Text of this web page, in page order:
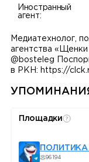
Иностранный
агент:
Медиатехнолог,
агентства
@bosteleg
в РКН: https://
Площадки
96 194